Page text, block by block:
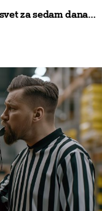
za sedam dana…